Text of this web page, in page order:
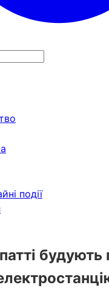
події